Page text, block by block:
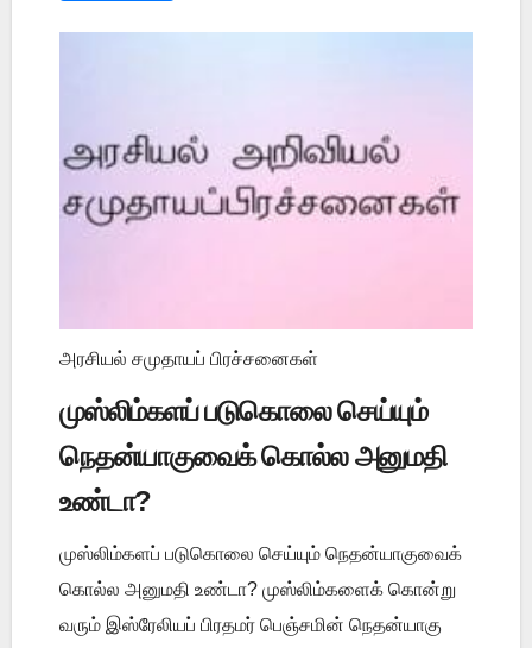
அரசியல் சமுதாயப் பிரச்சனைகள்
முஸ்லிம்களப் படுகொலை செய்யும்
நெதன்யாகுவைக் கொல்ல அனுமதி
உண்டா?
முஸ்லிம்களப் படுகொலை செய்யும் நெதன்யாகுவைக்
கொல்ல அனுமதி உண்டா? முஸ்லிம்களைக் கொன்று
வரும் இஸ்ரேலியப் பிரதமர் பெஞ்சமின் நெதன்யாகு